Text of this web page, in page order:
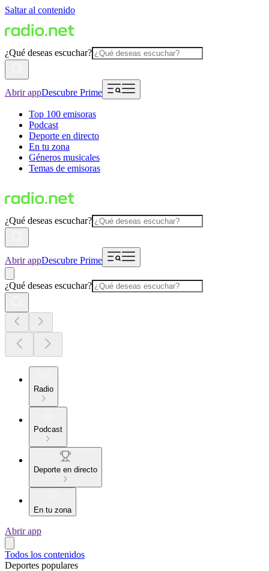
Saltar al contenido
¿Qué deseas escuchar?
Abrir appDescubre Prime
Top 100 emisoras
Podcast
Deporte en directo
En tu zona
Géneros musicales
Temas de emisoras
¿Qué deseas escuchar?
Abrir appDescubre Prime
¿Qué deseas escuchar?
Radio
Podcast
Deporte en directo
En tu zona
Abrir app
Todos los contenidos
Deportes populares